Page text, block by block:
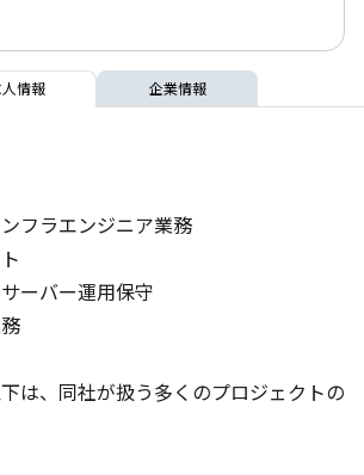
情報 企業情報
フラエンジニア業務
ーバー運用保守
下は、同社が扱う多くのプロジェクトの